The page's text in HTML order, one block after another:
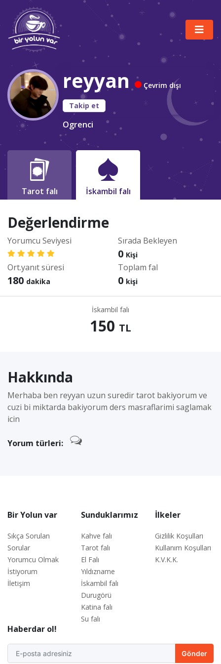
reyyan Çevrim dışı
Takip et
Ogrenci
Tarot falı İskambil falı
Değerlendirme
Yorumcu Seviyesi Sırada Bekleyen
0 Kişi
Ort.yanıt süresi
180 dakika
Toplam fal
0 kişi
İskambil falı
150 TL
Hakkında
Merhaba ben reyyan uzun suredir tarot bakiyorum ve
cuzi bi miktarda bakiyorum ders masraflarimi saglamak
icin
Yorum türleri:
Bir Yolun var
Sıkça Sorulan
Sorular
Yorumcu Olmak
İstiyorum
İletişim
Sunduklarımız
Kahve falı
Tarot falı
El Falı
Yıldızname
İskambil falı
Durugörü
Katina falı
Su falı
İlkeler
Gizlilik Koşulları
Kullanım Koşulları
K.V.K.K.
Haberdar ol!
Gönder